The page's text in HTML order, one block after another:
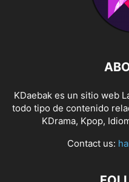
KDaebak es un sitio web
todo tipo de contenido
KDrama, Kpop,
Contact us: